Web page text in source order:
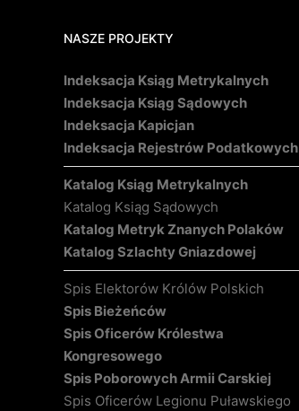
NASZE PROJEKTY
Indeksacja Ksiąg Metrykalnych
Indeksacja Ksiąg Sądowych
Indeksacja Kapicjan
Indeksacja Rejestrów Podatkowych
Katalog Ksiąg Metrykalnych
Katalog Ksiąg Sądowych
Katalog Metryk Znanych Polaków
Katalog Szlachty Gniazdowej
Spis Elektorów Królów Polskich
Spis Bieżeńców
Spis Oficerów Królestwa
Kongresowego
Spis Poborowych Armii Carskiej
Spis Oficerów Legionu Puławskiego